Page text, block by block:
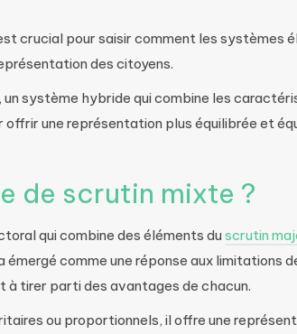
crucial pour saisir comment les systèmes
des citoyens.
système hybride qui combine les
une représentation plus équilibrée et
de scrutin mixte ?
qui combine des éléments du scrutin
émergé comme une réponse aux limitations
tirer parti des avantages de chacun.
ou proportionnels, il offre une